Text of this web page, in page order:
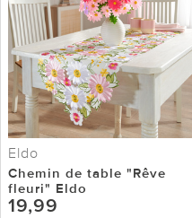
Eldo
Chemin de table "Rêve
fleuri" Eldo
19,99